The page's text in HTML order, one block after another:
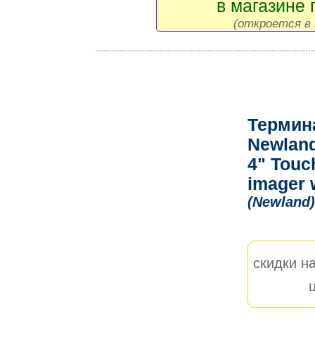
в магазине
(откроется в
4"
imager
(Newland)
скидки